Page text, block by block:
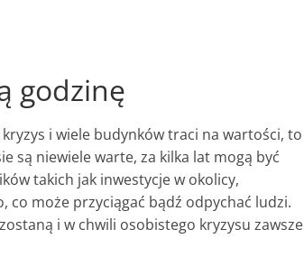
godzinę
i wiele budynków traci na wartości, to
są niewiele warte, za kilka lat mogą być
takich jak inwestycje w okolicy,
co może przyciągać bądź odpychać ludzi.
i w chwili osobistego kryzysu zawsze